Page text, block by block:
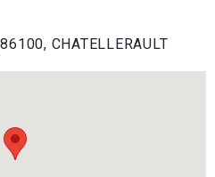
CHATELLERAULT